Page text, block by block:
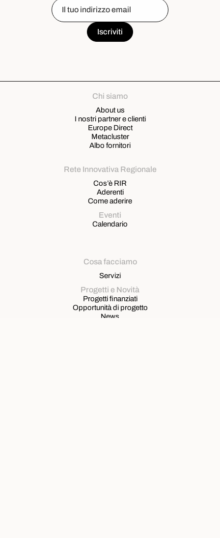
Chi siamo
About us
I nostri partner e clienti
Europe Direct
Metacluster
Albo fornitori
Rete Innovativa Regionale
Cos’è RIR
Aderenti
Come aderire
Eventi
Calendario
Cosa facciamo
Servizi
Progetti e Novità
Progetti finanziati
Opportunità di progetto
News